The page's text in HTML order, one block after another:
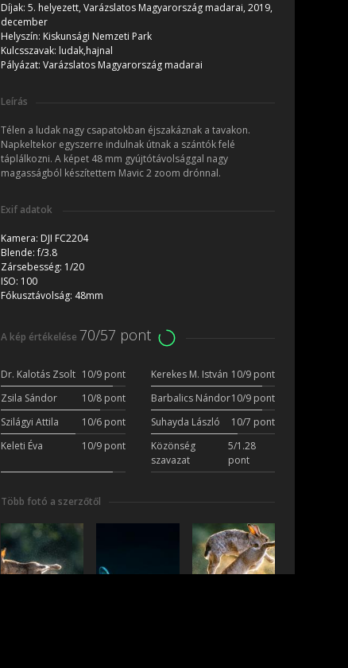
Díjak: 5. helyezett, Varázslatos Magyarország madarai, 2019,
december
Helyszín: Kiskunsági Nemzeti Park
Kulcsszavak: ludak,hajnal
Pályázat: Varázslatos Magyarország madarai
Leírás
Télen a ludak nagy csapatokban éjszakáznak a tavakon.
Napkeltekor egyszerre indulnak útnak a szántók felé
táplálkozni. A képet 48 mm gyújtótávolsággal nagy
magasságból készítettem Mavic 2 zoom drónnal.
Exif adatok
Kamera: DJI FC2204
Blende:f/3.8
Zársebesség: 1/20
ISO: 100
Fókusztávolság: 48mm
A kép értékelése 70/57 pont
Dr. Kalotás Zsolt 10/9 pont Kerekes M. István 10/9 pont
Zsila Sándor
10/8 pont Barbalics Nándor10/9 pont
Szilágyi Attila
10/6 pont Suhayda László
10/7 pont
Keleti Éva
10/9 pont
Közönség
szavazat
5/1.28
pont
Több fotó a szerzőtől